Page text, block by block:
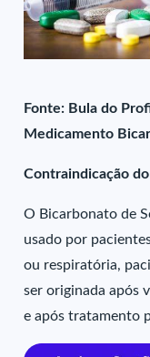
Fonte: Bula do
Medicamento
Contraindicação
O Bicarbonato de
usado por
ou respiratória,
ser originada após
e após tratamento